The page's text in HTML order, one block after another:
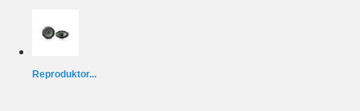
Reproduktor...